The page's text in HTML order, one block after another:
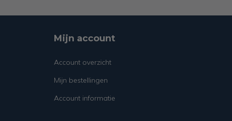
Mijn account
Account overzicht
Mijn bestellingen
Account informatie